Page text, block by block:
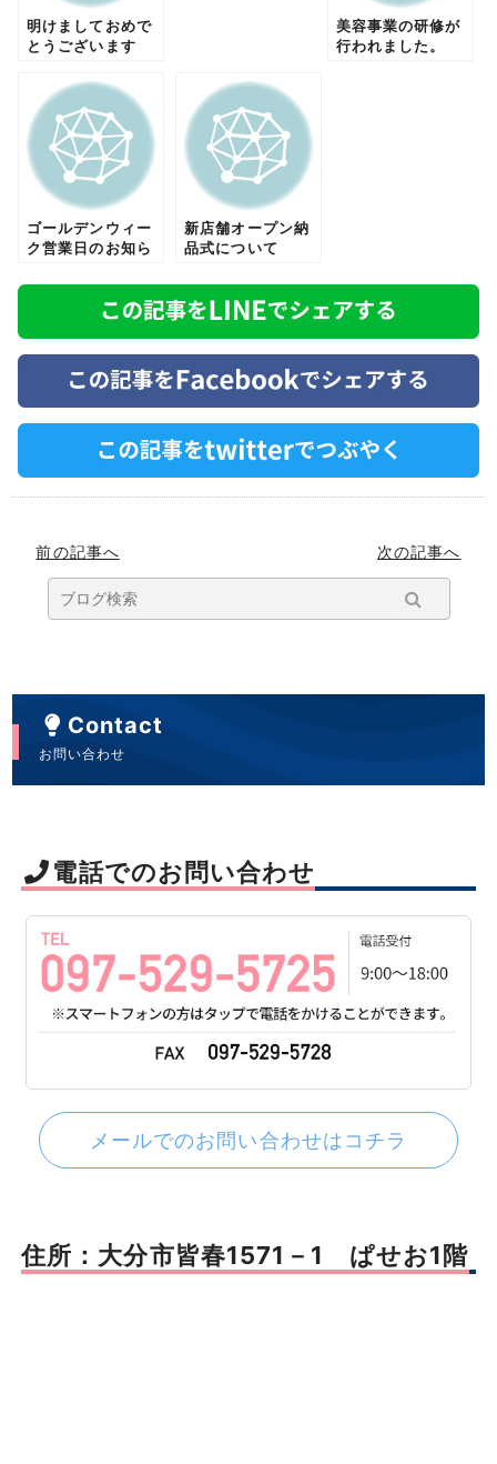
明けましておめで
とうございます
美容事業の研修が
行われました。
ゴールデンウィー
ク営業日のお知ら
新店舗オープン納
品式について
前の記事へ 次の記事へ
Contact
お問い合わせ
電話でのお問い合わせ
メールでのお問い合わせはコチラ
住所：大分市皆春1571－1 ぱせお1階